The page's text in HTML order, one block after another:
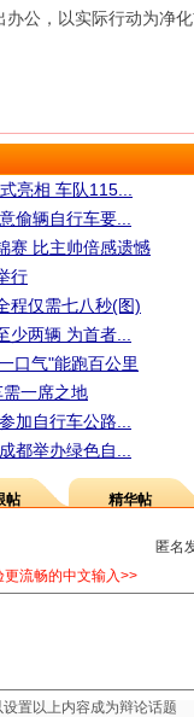
公，以实际行动为净
亮相 车队115...
偷辆自行车要...
赛 比主帅倍感遗憾
行
程仅需七八秒(图)
少两辆 为首者...
口气"能跑百公里
一席之地
加自行车公路...
都举办绿色自...
帖 精华帖
匿名
流畅的中文输入>>